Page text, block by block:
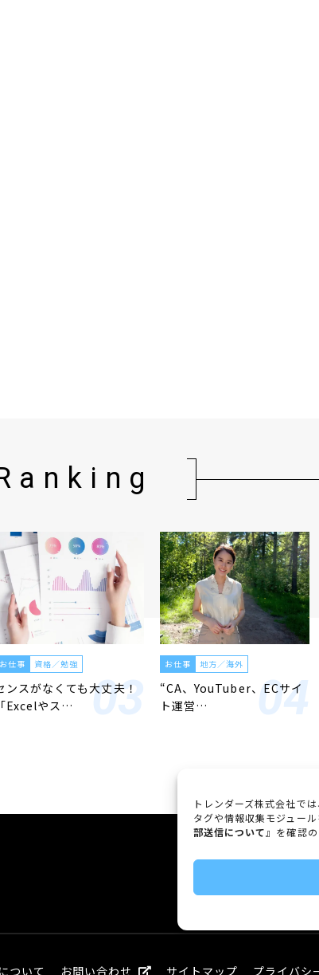
トレンダーズ株式会社で
タグや情報収集モジュー
部送信について 』を確認
お仕事 資格／勉強
ンスがなくても大丈夫！
「Excelやス…
お仕事 地方／海外
“CA、YouTuber、ECサイ
ト運営…
ついて お問い合わせ サイトマップ プライバシ